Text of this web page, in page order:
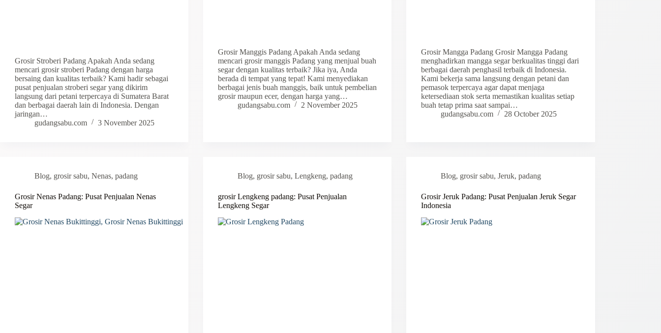
Grosir Stroberi Padang Apakah Anda sedang
mencari grosir stroberi Padang dengan harga
bersaing dan kualitas terbaik? Kami hadir sebagai
pusat penjualan stroberi segar yang dikirim
langsung dari petani terpercaya di Sumatera Barat
dan berbagai daerah lain di Indonesia. Dengan
jaringan…
gudangsabu.com
3 November 2025
Grosir Manggis Padang Apakah Anda sedang
mencari grosir manggis Padang yang menjual buah
segar dengan kualitas terbaik? Jika iya, Anda
berada di tempat yang tepat! Kami menyediakan
berbagai jenis buah manggis, baik untuk pembelian
grosir maupun ecer, dengan harga yang…
gudangsabu.com
2 November 2025
Grosir Mangga Padang Grosir Mangga Padang
menghadirkan mangga segar berkualitas tinggi dari
berbagai daerah penghasil terbaik di Indonesia.
Kami bekerja sama langsung dengan petani dan
pemasok terpercaya agar dapat menjaga
ketersediaan stok serta memastikan kualitas setiap
buah tetap prima saat sampai…
gudangsabu.com
28 October 2025
Blog, grosir sabu, Nenas, padang
Grosir Nenas Padang: Pusat Penjualan Nenas
Segar
Blog, grosir sabu,Lengkeng,padang
grosir Lengkeng padang: Pusat Penjualan
Lengkeng Segar
Blog, grosir sabu,Jeruk,padang
Grosir Jeruk Padang: Pusat Penjualan Jeruk Segar
Indonesia